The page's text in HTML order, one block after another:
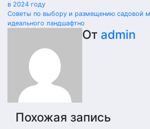
в 2024 году
Советы по выбору и размещению садовой
идеального ландшафтно
От admin
Похожая запись